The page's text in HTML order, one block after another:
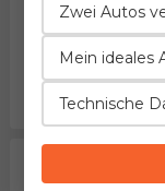
4%
mehr
Kofferraum
49%
größer
Zwei Autos
Mein ideales
Technische